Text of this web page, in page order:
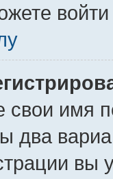
свои имя
два
вы